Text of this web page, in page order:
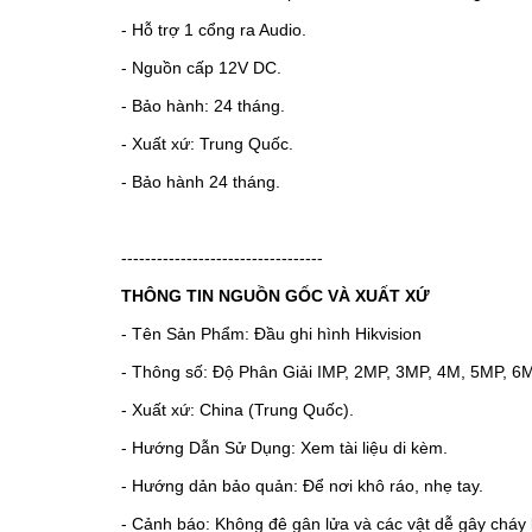
- Hỗ trợ 1 cổng ra Audio.
- Nguồn cấp 12V DC.
- Bảo hành: 24 tháng.
- Xuất xứ: Trung Quốc.
- Bảo hành 24 tháng.
----------------------------------
THÔNG TIN NGUỒN GỐC VÀ XUẤT XỨ
- Tên Sản Phẩm: Đầu ghi hình Hikvision
- Thông số: Độ Phân Giải IMP, 2MP, 3MP, 4M, 5MP,
- Xuất xứ: China (Trung Quốc).
- Hướng Dẫn Sử Dụng: Xem tài liệu di kèm.
- Hướng dản bảo quản: Để nơi khô ráo, nhẹ tay.
- Cảnh báo: Không đê gân lửa và các vật dễ gây cháy